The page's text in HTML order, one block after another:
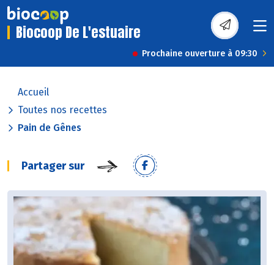
Biocoop De L'estuaire
Prochaine ouverture à 09:30
Accueil
Toutes nos recettes
Pain de Gênes
Partager sur